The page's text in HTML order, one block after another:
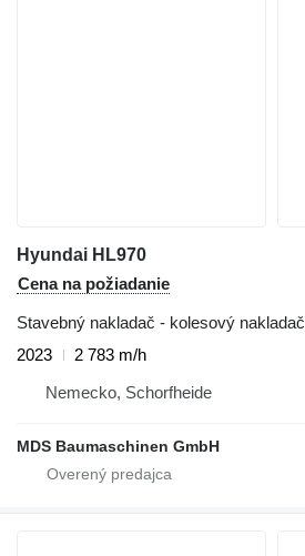
Hyundai HL970
Cena na požiadanie
Stavebný nakladač - kolesový nakladač
2023
2 783 m/h
Nemecko, Schorfheide
MDS Baumaschinen GmbH